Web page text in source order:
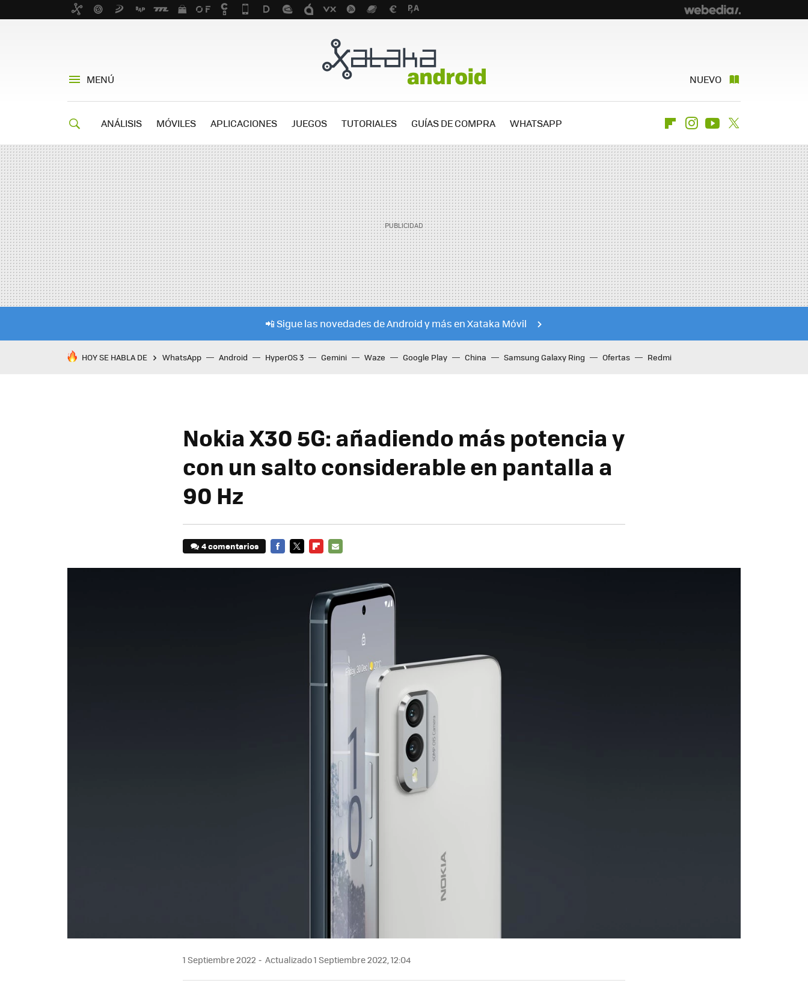
MENÚ NUEVO
ANÁLISIS MÓVILES APLICACIONES JUEGOS TUTORIALES GUÍAS DE COMPRA WHATSAPP FlipboardInstagramYoutube
📲 Sigue las novedades de Android y más en Xataka Móvil
HOY SE HABLA DE WhatsApp Android HyperOS 3 Gemini Waze Google Play China Samsung Galaxy Ring Ofertas Redmi
Nokia X30 5G: añadiendo más potencia y
con un salto considerable en pantalla a
90 Hz
4 comentarios
1 Septiembre 2022 Actualizado 1 Septiembre 2022, 12:04